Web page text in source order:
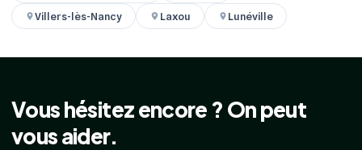
Villers-lès-Nancy
Laxou Lunéville
Vous hésitez encore ? On peut
vous aider.